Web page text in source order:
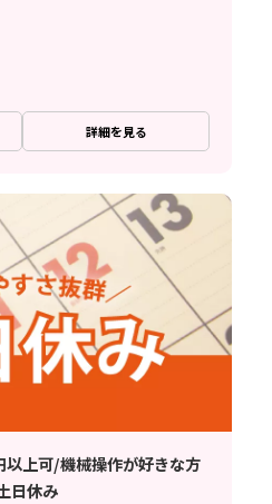
詳細を見る
以上可/機械操作が好きな方
日休み